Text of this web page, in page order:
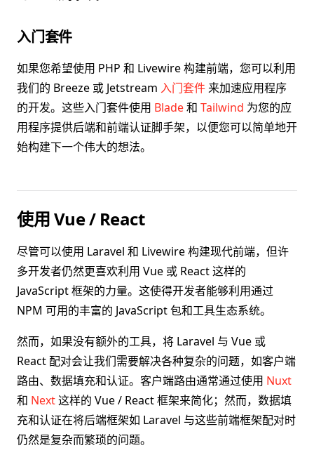
入门套件
如果您希望使用 PHP 和 Livewire 构建前端，您可以利用
我们的 Breeze 或 Jetstream 入门套件 来加速应用程序
的开发。这些入门套件使用 Blade和 Tailwind 为您的应
用程序提供后端和前端认证脚手架，以便您可以简单地开
始构建下一个伟大的想法。
使用 Vue / React
尽管可以使用 Laravel 和 Livewire 构建现代前端，但许
多开发者仍然更喜欢利用 Vue 或 React 这样的
JavaScript 框架的力量。这使得开发者能够利用通过
NPM 可用的丰富的 JavaScript 包和工具生态系统。
然而，如果没有额外的工具，将 Laravel 与 Vue 或
React 配对会让我们需要解决各种复杂的问题，如客户端
路由、数据填充和认证。客户端路由通常通过使用 Nuxt
和 Next这样的 Vue / React 框架来简化；然而，数据填
充和认证在将后端框架如 Laravel 与这些前端框架配对时
仍然是复杂而繁琐的问题。